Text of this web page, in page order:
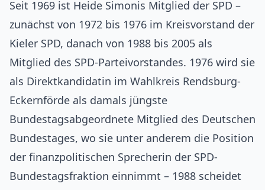
Seit 1969 ist Heide Simonis Mitglied der SPD –
zunächst von 1972 bis 1976 im Kreisvorstand der
Kieler SPD, danach von 1988 bis 2005 als
Mitglied des SPD-Parteivorstandes. 1976 wird sie
als Direktkandidatin im Wahlkreis Rendsburg-
Eckernförde als damals jüngste
Bundestagsabgeordnete Mitglied des Deutschen
Bundestages, wo sie unter anderem die Position
der finanzpolitischen Sprecherin der SPD-
Bundestagsfraktion einnimmt – 1988 scheidet